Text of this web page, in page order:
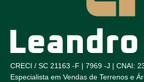
CRECI / SC 21163 -F | 7969 -J | CNAI:
Especialista em Vendas de Terrenos e